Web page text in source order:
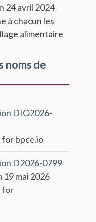
24 avril 2024
à chacun les
alimentaire.
noms de
DIO2026-
for bpce.io
D2026-0799
19 mai 2026
for